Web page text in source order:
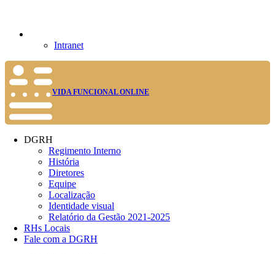
Intranet
VIDA FUNCIONAL ONLINE
DGRH
Regimento Interno
História
Diretores
Equipe
Localização
Identidade visual
Relatório da Gestão 2021-2025
RHs Locais
Fale com a DGRH